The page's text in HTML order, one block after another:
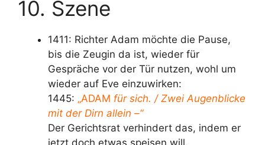
10. Szene
1411: Richter Adam möchte die Pause,
bis die Zeugin da ist, wieder für
Gespräche vor der Tür nutzen, wohl um
wieder auf Eve einzuwirken:
1445: „ADAM für sich. / Zwei Augenblicke
mit der Dirn allein –“
Der Gerichtsrat verhindert das, indem er